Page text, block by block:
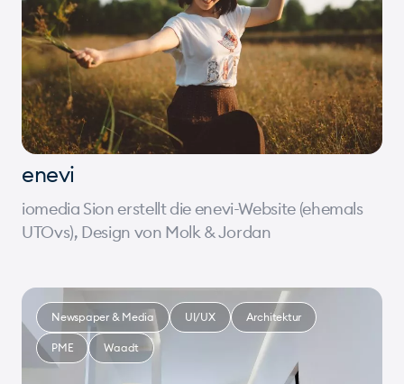
enevi
iomedia Sion erstellt die enevi-Website (ehemals
UTOvs), Design von Molk & Jordan
Newspaper & Media UI/UX Architektur
PME Waadt